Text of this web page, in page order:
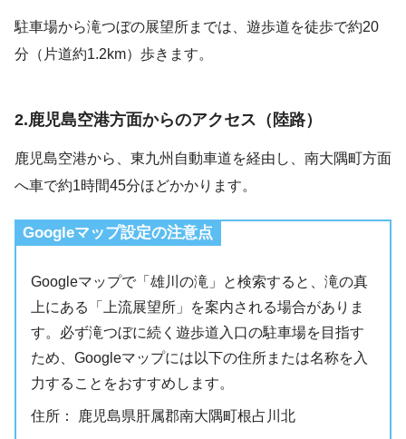
駐車場から滝つぼの展望所までは、遊歩道を徒歩で約20
分（片道約1.2km）歩きます。
2.鹿児島空港方面からのアクセス（陸路）
鹿児島空港から、東九州自動車道を経由し、南大隅町方面
へ車で約1時間45分ほどかかります。
Googleマップ設定の注意点
Googleマップで「雄川の滝」と検索すると、滝の真
上にある「上流展望所」を案内される場合がありま
す。必ず滝つぼに続く遊歩道入口の駐車場を目指す
ため、Googleマップには以下の住所または名称を入
力することをおすすめします。
住所： 鹿児島県肝属郡南大隅町根占川北